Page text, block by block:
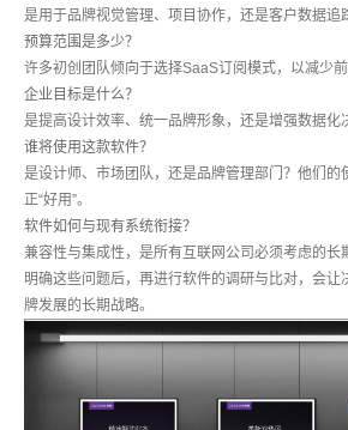
是用于品牌视觉管理、项目协作，还是客户数据追
预算范围是多少？
许多初创团队倾向于选择SaaS订阅模式，以减少前
企业目标是什么？
是提高设计效率、统一品牌形象，还是增强数据化
谁将使用这款软件？
是设计师、市场团队，还是品牌管理部门？他们的
正“好用”。
软件如何与现有系统衔接？
兼容性与集成性，是所有互联网公司必须考虑的长
明确这些问题后，再进行软件的调研与比对，会让
牌发展的长期战略。